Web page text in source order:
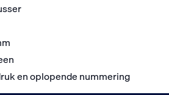
en oplopende nummering